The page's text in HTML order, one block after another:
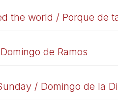
the world / Porque de
de Ramos
/ Domingo de la